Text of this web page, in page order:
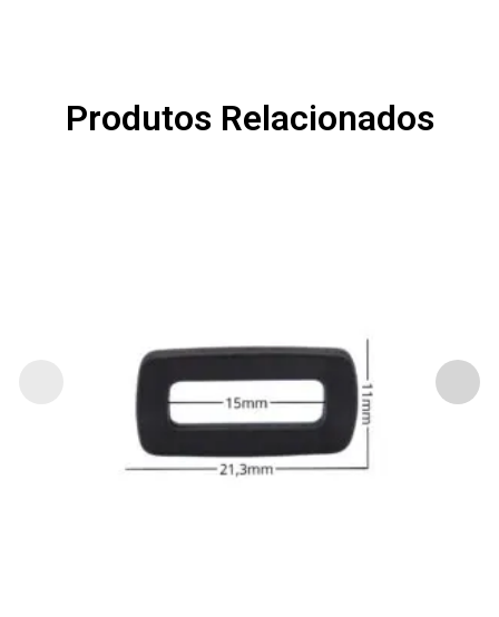
Produtos Relacionados